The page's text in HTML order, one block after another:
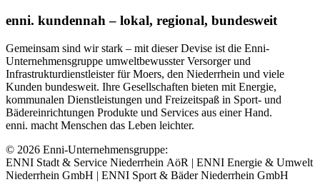
enni. kundennah – lokal, regional, bundesweit
Gemeinsam sind wir stark – mit dieser Devise ist die Enni-
Unternehmensgruppe umweltbewusster Versorger und
Infrastrukturdienstleister für Moers, den Niederrhein und viele
Kunden bundesweit. Ihre Gesellschaften bieten mit Energie,
kommunalen Dienstleistungen und Freizeitspaß in Sport- und
Bädereinrichtungen Produkte und Services aus einer Hand.
enni. macht Menschen das Leben leichter.
© 2026 Enni-Unternehmensgruppe:
ENNI Stadt & Service Niederrhein AöR | ENNI Energie & Umwelt
Niederrhein GmbH | ENNI Sport & Bäder Niederrhein GmbH